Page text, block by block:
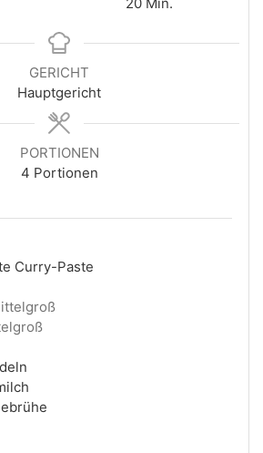
GERICHT
Hauptgericht
PORTIONEN
4 Portionen
Curry-Paste